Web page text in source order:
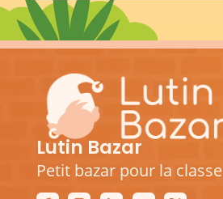
Lutin Bazar
Petit bazar pour la classe